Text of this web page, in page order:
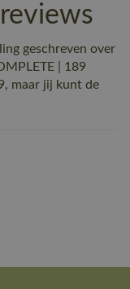
geschreven over
| 189
maar jij kunt de